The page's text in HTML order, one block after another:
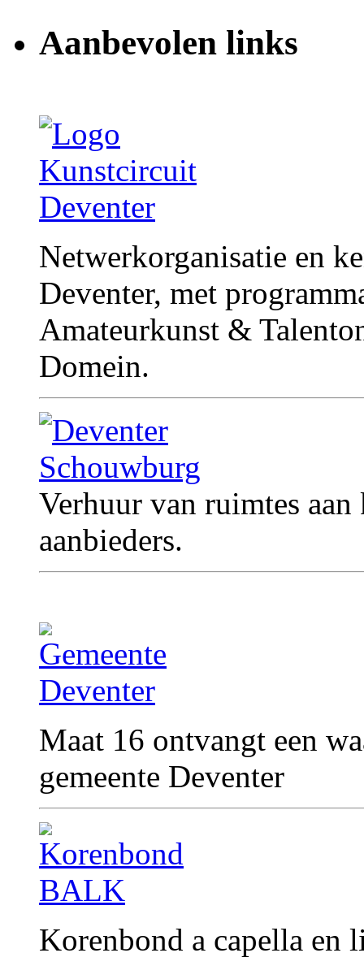
Aanbevolen links
Netwerkorganisatie en
Deventer, met
Amateurkunst &
Domein.
Verhuur van ruimtes
aanbieders.
Maat 16 ontvangt een
gemeente Deventer
Korenbond a capella en